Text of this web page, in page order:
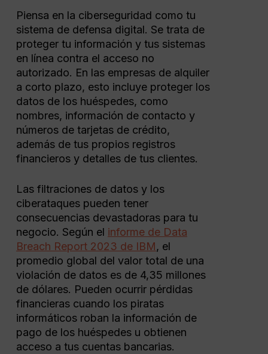
Piensa en la ciberseguridad como tu
sistema de defensa digital. Se trata de
proteger tu información y tus sistemas
en línea contra el acceso no
autorizado. En las empresas de alquiler
a corto plazo, esto incluye proteger los
datos de los huéspedes, como
nombres, información de contacto y
números de tarjetas de crédito,
además de tus propios registros
financieros y detalles de tus clientes.
Las filtraciones de datos y los
ciberataques pueden tener
consecuencias devastadoras para tu
negocio. Según el informe de Data
Breach Report 2023 de IBM, el
promedio global del valor total de una
violación de datos es de 4,35 millones
de dólares. Pueden ocurrir pérdidas
financieras cuando los piratas
informáticos roban la información de
pago de los huéspedes u obtienen
acceso a tus cuentas bancarias.